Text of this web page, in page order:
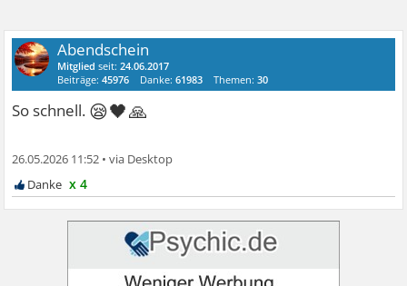
Abendschein
Mitglied seit:24.06.2017
Beiträge:45976 Danke:61983 Themen:30
So schnell. 😪🖤🙏
26.05.2026 11:52 •
x 4